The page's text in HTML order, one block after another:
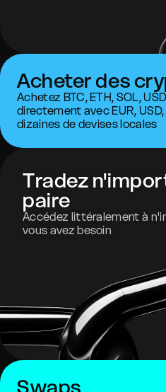
Tradez
paire
Accédez littéralement à
vous avez besoin
Acheter des
Achetez BTC, ETH, SOL,
directement avec EUR,
dizaines de devises locales